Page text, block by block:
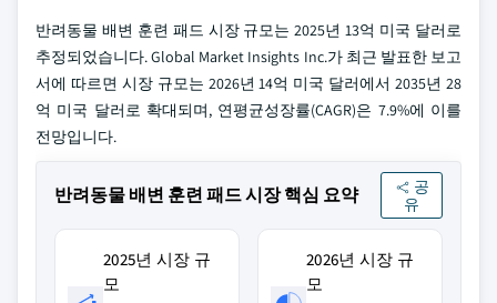
반려동물 배변 훈련 패드 시장 규모는 2025년 13억 미국 달러로
추정되었습니다. Global Market Insights Inc.가 최근 발표한 보고
서에 따르면 시장 규모는 2026년 14억 미국 달러에서 2035년 28
억 미국 달러로 확대되며, 연평균성장률(CAGR)은 7.9%에 이를
전망입니다.
반려동물 배변 훈련 패드 시장 핵심 요약
공
유
2025년 시장 규
모
2026년 시장 규
모